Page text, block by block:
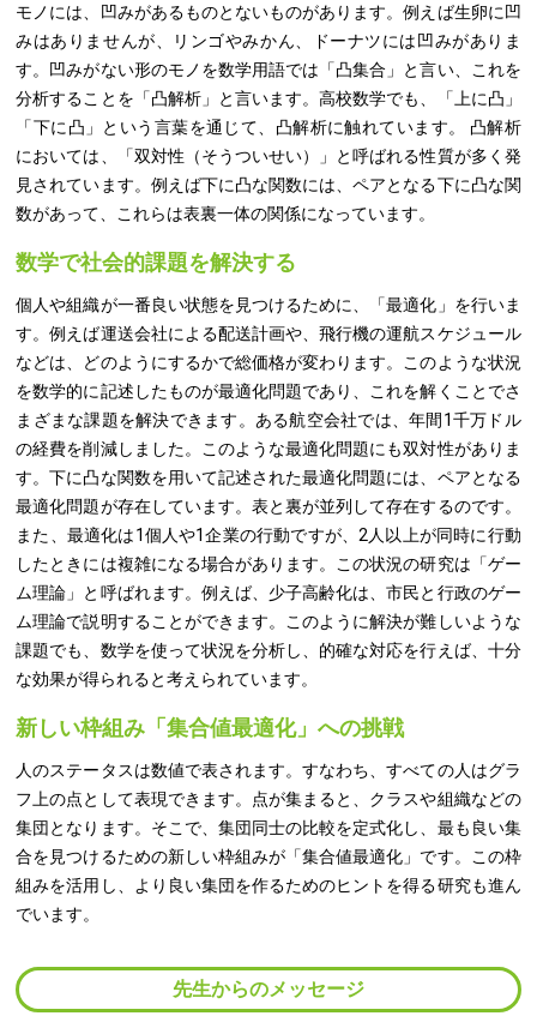
モノには、凹みがあるものとないものがあります。例えば生卵に凹
みはありませんが、リンゴやみかん、ドーナツには凹みがありま
す。凹みがない形のモノを数学用語では「凸集合」と言い、これを
分析することを「凸解析」と言います。高校数学でも、「上に凸」
「下に凸」という言葉を通じて、凸解析に触れています。 凸解析
においては、「双対性（そうついせい）」と呼ばれる性質が多く発
見されています。例えば下に凸な関数には、ペアとなる下に凸な関
数があって、これらは表裏一体の関係になっています。
数学で社会的課題を解決する
個人や組織が一番良い状態を見つけるために、「最適化」を行いま
す。例えば運送会社による配送計画や、飛行機の運航スケジュール
などは、どのようにするかで総価格が変わります。このような状況
を数学的に記述したものが最適化問題であり、これを解くことでさ
まざまな課題を解決できます。ある航空会社では、年間1千万ドル
の経費を削減しました。このような最適化問題にも双対性がありま
す。下に凸な関数を用いて記述された最適化問題には、ペアとなる
最適化問題が存在しています。表と裏が並列して存在するのです。
また、最適化は1個人や1企業の行動ですが、2人以上が同時に行動
したときには複雑になる場合があります。この状況の研究は「ゲー
ム理論」と呼ばれます。例えば、少子高齢化は、市民と行政のゲー
ム理論で説明することができます。このように解決が難しいような
課題でも、数学を使って状況を分析し、的確な対応を行えば、十分
な効果が得られると考えられています。
新しい枠組み「集合値最適化」への挑戦
人のステータスは数値で表されます。すなわち、すべての人はグラ
フ上の点として表現できます。点が集まると、クラスや組織などの
集団となります。そこで、集団同士の比較を定式化し、最も良い集
合を見つけるための新しい枠組みが「集合値最適化」です。この枠
組みを活用し、より良い集団を作るためのヒントを得る研究も進ん
でいます。
先生からのメッセージ